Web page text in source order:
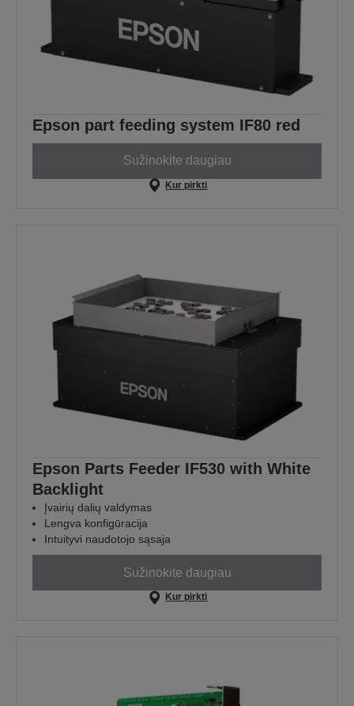
Epson part feeding system IF80 red
Sužinokite daugiau
Kur pirkti
Epson Parts Feeder IF530 with White
Backlight
Įvairių dalių valdymas
Lengva konfigūracija
Intuityvi naudotojo sąsaja
Sužinokite daugiau
Kur pirkti